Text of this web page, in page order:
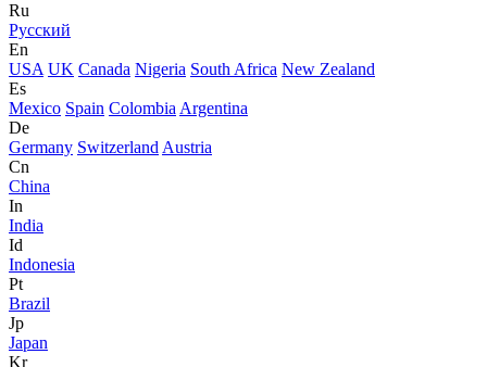
Ru
Русский
En
USA UK Canada Nigeria South Africa New Zealand
Es
Mexico Spain Colombia Argentina
De
Germany Switzerland Austria
Cn
China
In
India
Id
Indonesia
Pt
Brazil
Jp
Japan
Kr